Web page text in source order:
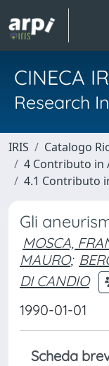
CINECA
Research
IRIS
Catalogo
4 Contributo in
4.1 Contributo
Gli
MOSCA,
MAURO;
DI CANDIO
1990-01-01
Scheda